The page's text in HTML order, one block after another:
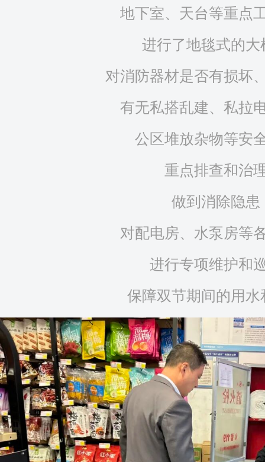
地下室、天台等重点
进行了地毯式的大
对消防器材是否有损坏
有无私搭乱建、私拉
公区堆放杂物等安
重点排查和治
做到消除隐患
对配电房、水泵房等
进行专项维护和
保障双节期间的用水